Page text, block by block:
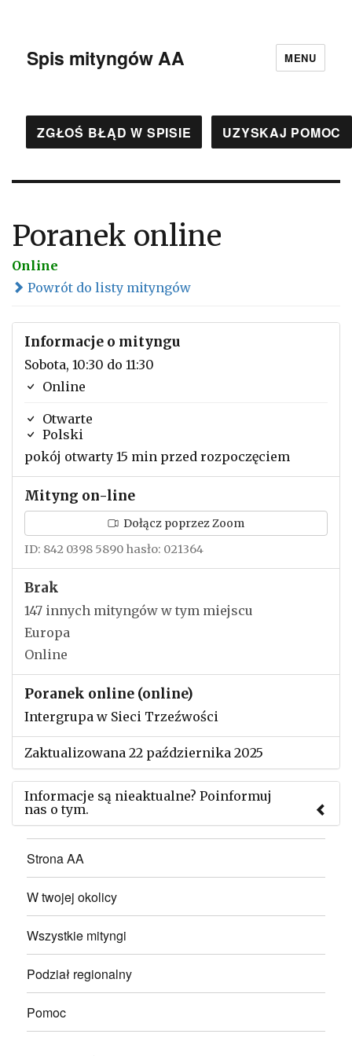
Spis mityngów AA MENU
ZGŁOŚ BŁĄD W SPISIE UZYSKAJ POMOC
Poranek online
Online
Powrót do listy mityngów
Informacje o mityngu
Sobota, 10:30 do 11:30
Online
Otwarte
Polski
pokój otwarty 15 min przed rozpoczęciem
Mityng on-line
Dołącz poprzez Zoom
ID: 842 0398 5890 hasło: 021364
Brak
147 innych mityngów w tym miejscu
Europa
Online
Poranek online (online)
Intergrupa w Sieci Trzeźwości
Zaktualizowana 22 października 2025
Informacje są nieaktualne? Poinformuj
nas o tym.
Użyj tego formularza aby przesłać informację o
zmianach w powyższym mityngu.
Strona AA
W twojej okolicy
Wszystkie mityngi
Podział regionalny
Pomoc